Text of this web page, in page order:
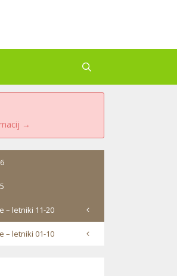
→
– letniki 11-20
– letniki 01-10